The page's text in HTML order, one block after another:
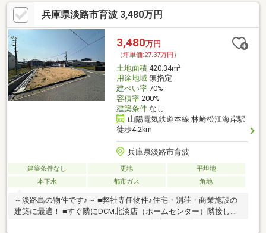
兵庫県淡路市育波 3,480万円
3,480万円
（坪単価:27.37万円）
土地面積420.34m2
用途地域無指定
建ぺい率70%
容積率200%
建築条件なし
山陽電気鉄道本線 林崎松江海岸駅
徒歩4.2km
兵庫県淡路市育波
建築条件なし 更地
平坦地
本下水
都市ガス 角地
～淡路島の物件です♪～ ■弊社専任物件♪住宅・別荘・商業施設の
建築に最適！ ■すぐ隣にDCM北淡店（ホームセンター）隣接して